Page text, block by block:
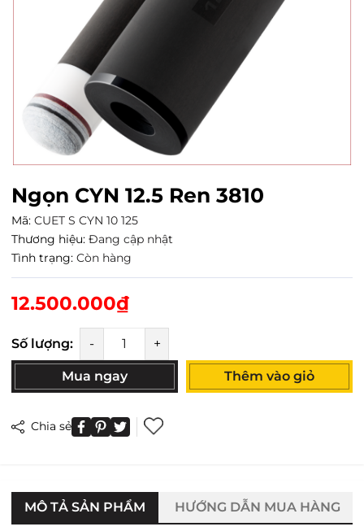
Ngọn CYN 12.5 Ren 3810
Mã: CUET S CYN 10 125
Thương hiệu: Đang cập nhật
Tình trạng: Còn hàng
12.500.000₫
Số lượng: - +
Mua ngay Thêm vào giỏ
Chia sẻ
MÔ TẢ SẢN PHẨM HƯỚNG DẪN MUA HÀNG